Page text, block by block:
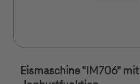
Eismaschine "IM706" mit